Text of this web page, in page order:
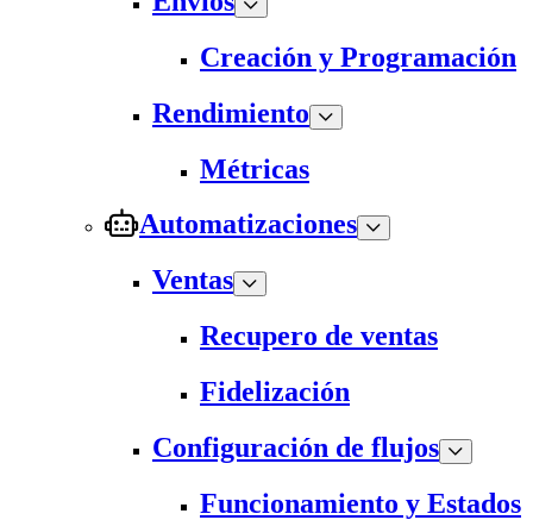
Creación y Programación
Rendimiento
Métricas
Automatizaciones
Ventas
Recupero de ventas
Fidelización
Configuración de flujos
Funcionamiento y Estados